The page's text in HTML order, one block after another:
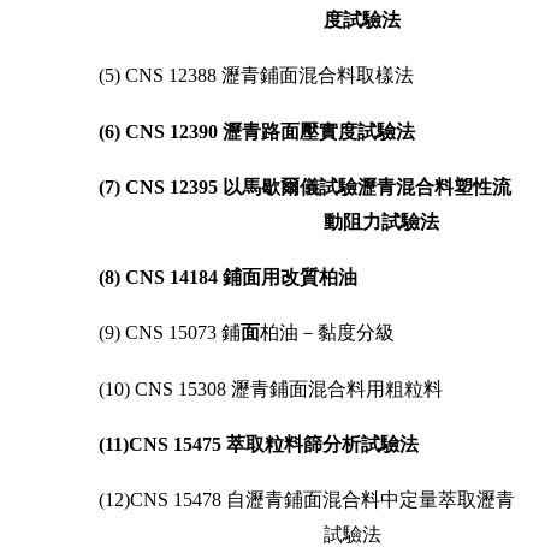
度試驗法
(5) CNS 12388瀝青鋪面混合料取樣法
(6) CNS 12390瀝青路面壓實度試驗法
(7) CNS 12395 以馬歇爾儀試驗瀝青混合料塑性流
動阻力試驗法
(8) CNS 14184鋪面用改質柏油
(9) CNS 15073鋪面柏油－黏度分級
(10) CNS 15308瀝青鋪面混合料用粗粒料
(11)CNS 15475萃取粒料篩分析試驗法
(12)CNS 15478 自瀝青鋪面混合料中定量萃取瀝青
試驗法